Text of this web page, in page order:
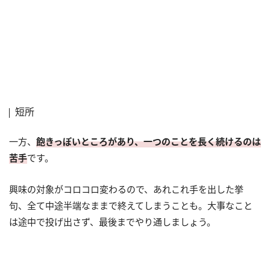
短所
一方、 飽きっぽいところがあり、一つのことを長く続けるのは
苦手です。
興味の対象がコロコロ変わるので、あれこれ手を出した挙
句、全て中途半端なままで終えてしまうことも。大事なこと
は途中で投げ出さず、最後までやり通しましょう。